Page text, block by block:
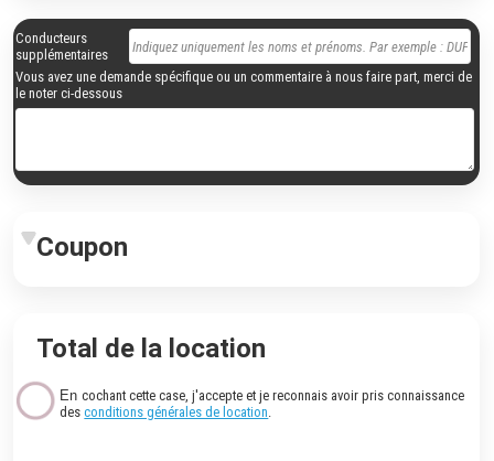
Conducteurs
supplémentaires
Vous avez une demande spécifique ou un commentaire à nous faire part, merci de
le noter ci-dessous
Coupon
Total de la location
Encochant cette case, j'accepte et je reconnais avoir pris connaissance
desconditions générales de location.